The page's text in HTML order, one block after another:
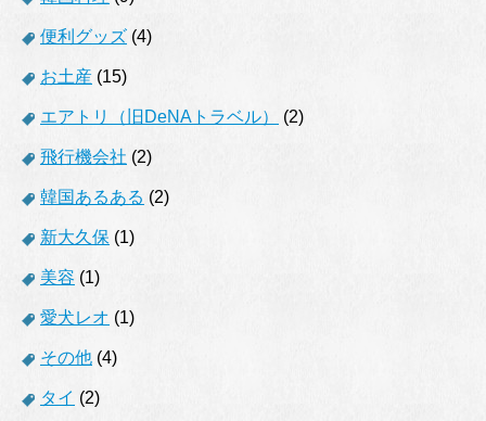
便利グッズ (4)
お土産 (15)
エアトリ（旧DeNAトラベル） (2)
飛行機会社 (2)
韓国あるある (2)
新大久保 (1)
美容 (1)
愛犬レオ (1)
その他 (4)
タイ (2)